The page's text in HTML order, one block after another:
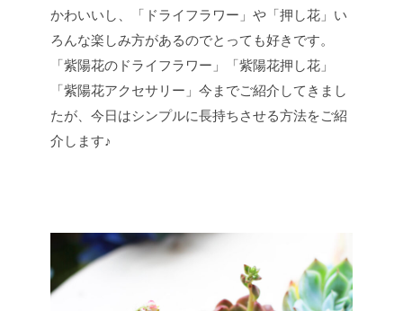
かわいいし、「ドライフラワー」や「押し花」い
ろんな楽しみ方があるのでとっても好きです。
「紫陽花のドライフラワー」「紫陽花押し花」
「紫陽花アクセサリー」今までご紹介してきまし
たが、今日はシンプルに長持ちさせる方法をご紹
介します♪